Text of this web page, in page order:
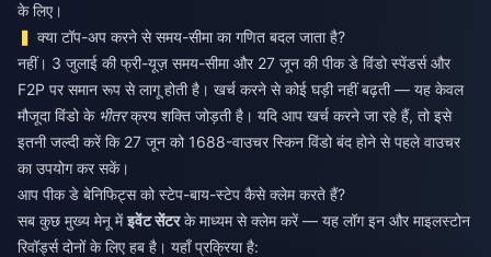
के लिए।
क्या टॉप-अप करने से समय-सीमा का गणित बदल जाता है?
नहीं। 3 जुलाई की फ्री-यूज़ समय-सीमा और 27 जून की पीक डे विंडो स्पेंडर्स और
F2P पर समान रूप से लागू होती है। खर्च करने से कोई घड़ी नहीं बढ़ती — यह केवल
मौजूदा विंडो के भीतरक्रय शक्ति जोड़ती है। यदि आप खर्च करने जा रहे हैं, तो इसे
इतनी जल्दी करें कि 27 जून को 1688-वाउचर स्किन विंडो बंद होने से पहले वाउचर
का उपयोग कर सकें।
आप पीक डे बेनिफिट्स को स्टेप-बाय-स्टेप कैसे क्लेम करते हैं?
सब कुछ मुख्य मेनू मेंइवेंट सेंटरके माध्यम से क्लेम करें — यह लॉग इन और माइलस्टोन
रिवॉर्ड्स दोनों के लिए हब है। यहाँ प्रक्रिया है: